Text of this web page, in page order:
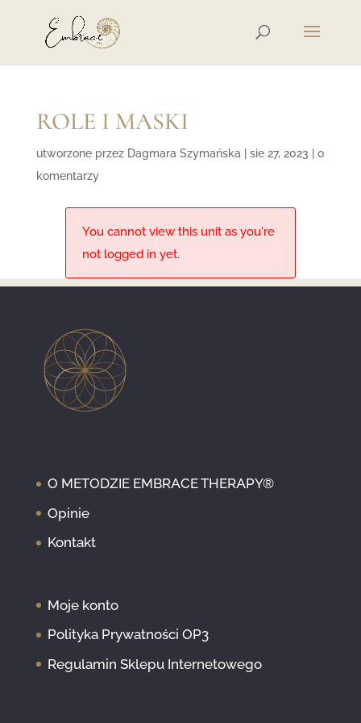
ROLE I MASKI
utworzone przez Dagmara Szymańska sie 27, 2023
0
komentarzy
You cannot view this unit as you're
not logged in yet.
O METODZIE EMBRACE THERAPY®
Opinie
Kontakt
Moje konto
Polityka Prywatności OP3
Regulamin Sklepu Internetowego